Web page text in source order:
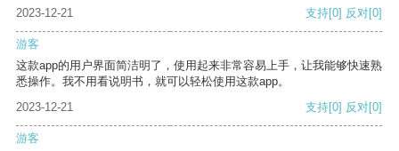
2023-12-21 支持[0] 反对[0]
游客
这款app的用户界面简洁明了，使用起来非常容易上手，让我能够快速熟
悉操作。我不用看说明书，就可以轻松使用这款app。
2023-12-21
支持[0] 反对[0]
游客